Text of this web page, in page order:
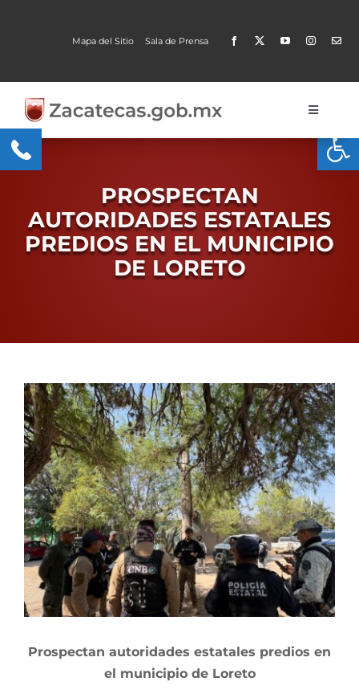
Mapa del Sitio Sala de Prensa
Toggle
Trámites y Servicios
Transparencia
MOBI
PROSPECTAN
AUTORIDADES ESTATALES
PREDIOS EN EL MUNICIPIO
DE LORETO
View
Larger
Image
Prospectan autoridades estatales predios en
el municipio de Loreto